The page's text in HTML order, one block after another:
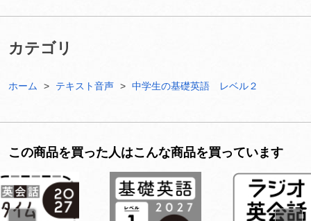
カテゴリ
ホーム テキスト音声 中学生の基礎英語 レベル２
この商品を買った人はこんな商品を買っています